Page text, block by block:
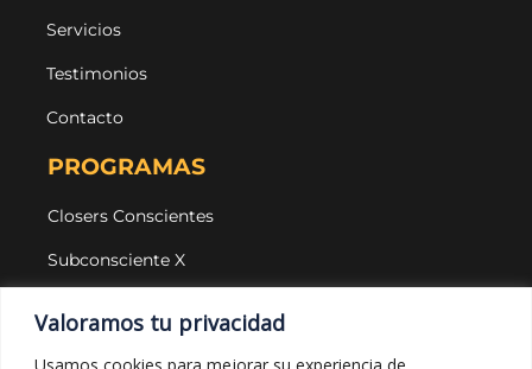
Valoramos tu privacidad
Usamos cookies para mejorar su experiencia de
Servicios
Testimonios
Contacto
PROGRAMAS
Closers Conscientes
Subconsciente X
LEGAL Y PROTECCIÓN